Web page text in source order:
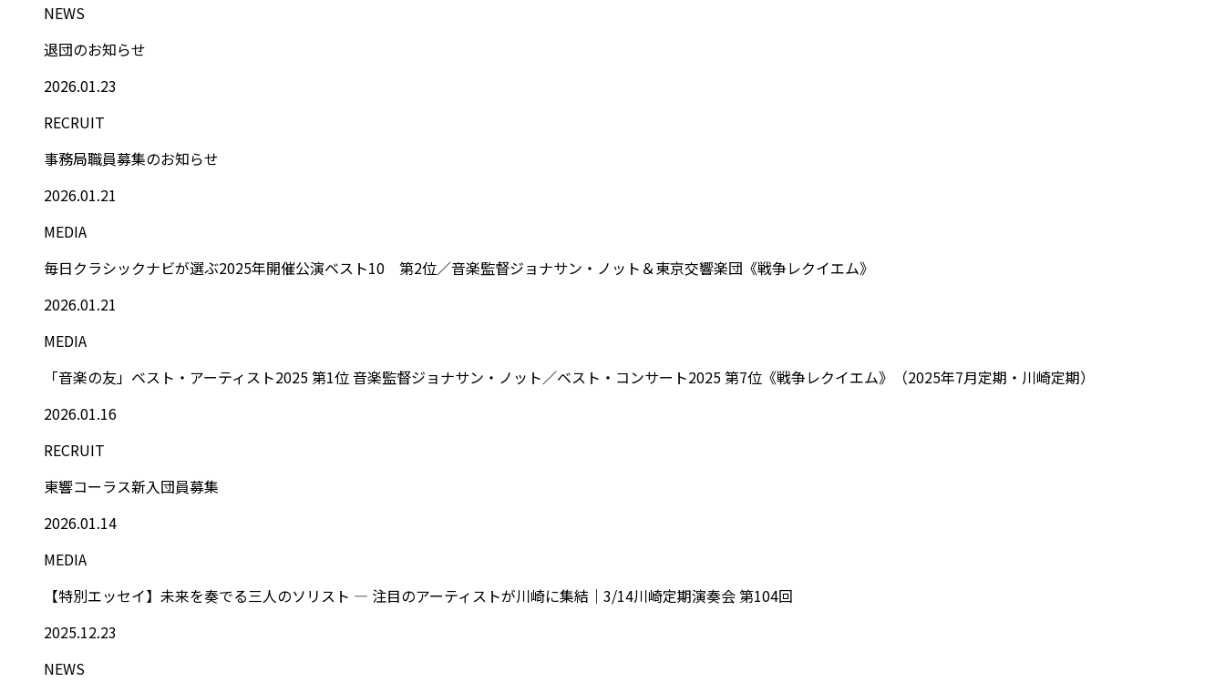
NEWS
退団のお知らせ
2026.01.23
RECRUIT
事務局職員募集のお知らせ
2026.01.21
MEDIA
毎日クラシックナビが選ぶ2025年開催公演ベスト10 第2位／音楽監督ジョナサン・ノット＆東京交響楽団《戦争レクイエム》
2026.01.21
MEDIA
「音楽の友」ベスト・アーティスト2025 第1位 音楽監督ジョナサン・ノット／ベスト・コンサート2025 第7位《戦争レクイエム》（2025年7月定期・川崎定期）
2026.01.16
RECRUIT
東響コーラス新入団員募集
2026.01.14
MEDIA
【特別エッセイ】未来を奏でる三人のソリスト ― 注目のアーティストが川崎に集結｜3/14川崎定期演奏会 第104回
2025.12.23
NEWS